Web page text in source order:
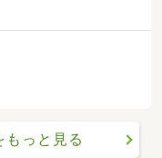
もっと見る